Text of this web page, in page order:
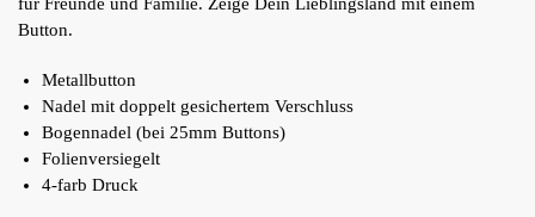
für Freunde und Familie. Zeige Dein Lieblingsland mit einem
Button.
Metallbutton
Nadel mit doppelt gesichertem Verschluss
Bogennadel (bei 25mm Buttons)
Folienversiegelt
4-farb Druck